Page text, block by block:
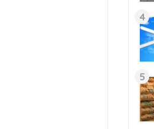
4
5